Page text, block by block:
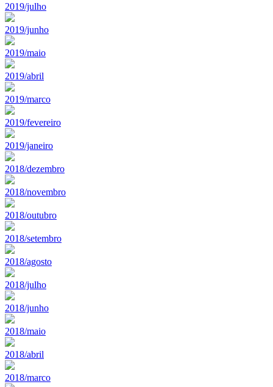
2019/julho
2019/junho
2019/maio
2019/abril
2019/marco
2019/fevereiro
2019/janeiro
2018/dezembro
2018/novembro
2018/outubro
2018/setembro
2018/agosto
2018/julho
2018/junho
2018/maio
2018/abril
2018/marco